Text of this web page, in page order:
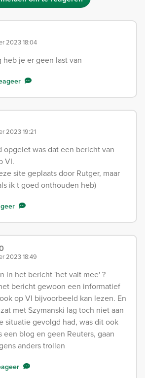
2023 18:04
je er geen last van
2023 19:21
opgelet was dat een bericht van
VI.
site geplaats door Rutger, maar
ik t goed onthouden heb)
2023 18:49
in het bericht 'het valt mee' ?
bericht gewoon een informatief
op VI bijvoorbeeld kan lezen. En
met Szymanski lag toch niet aan
situatie gevolgd had, was dit ook
een blog en geen Reuters, gaan
anders trollen